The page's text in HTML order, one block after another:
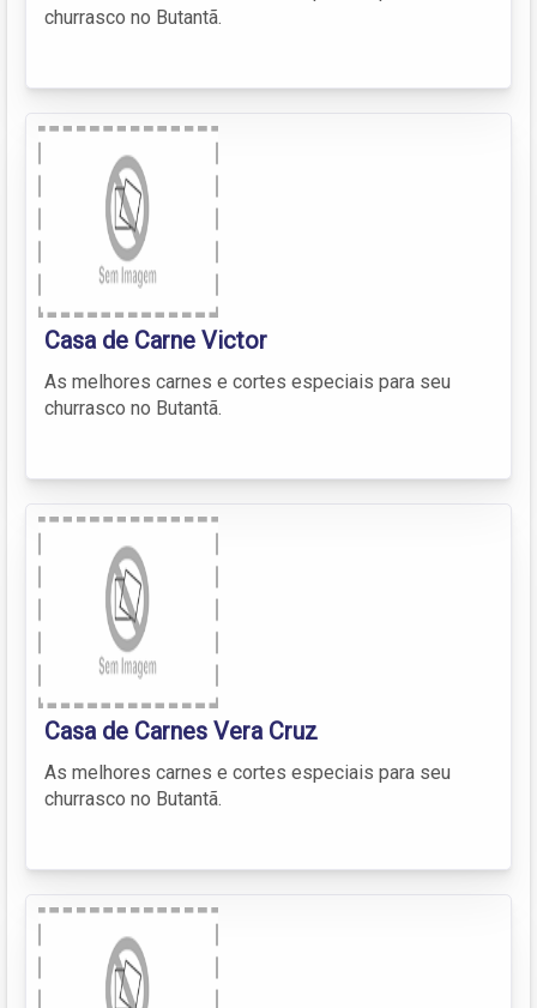
churrasco no Butantã.
Casa de Carne Victor
As melhores carnes e cortes especiais para seu
churrasco no Butantã.
Casa de Carnes Vera Cruz
As melhores carnes e cortes especiais para seu
churrasco no Butantã.